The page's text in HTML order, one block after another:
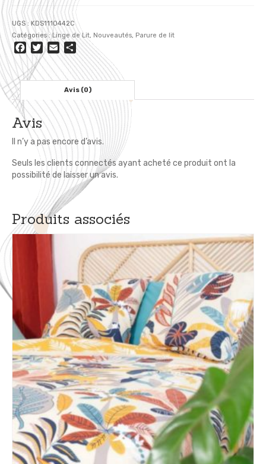
-
Housse
de
Couette
220
x
240
cm
-
Mer
Nautisme
UGS :KDS1110442C
Catégories :Linge de Lit, Nouveautés, Parure de lit
Facebook
Twitter
EmailPartager
Avis (0)
Avis
Il n’y a pas encore d’avis.
Seuls les clients connectés ayant acheté ce produit ont la
possibilité de laisser un avis.
Produits associés